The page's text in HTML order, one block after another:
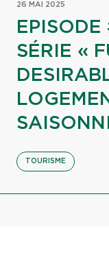
26 MAI 2025
SÉRIE «
TOURISME